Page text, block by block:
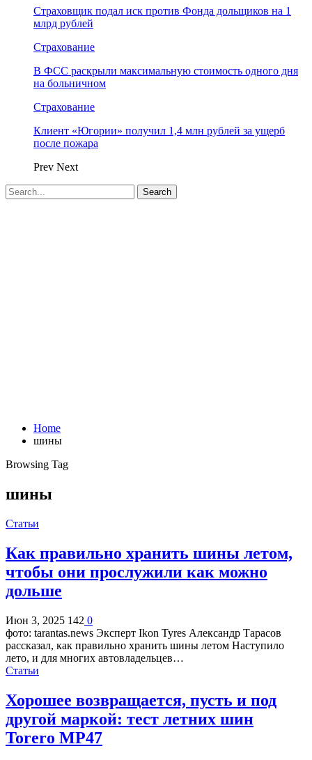
Страховщик подал иск против Фонда дольщиков на 1
млрд рублей
Страхование
В ФСС раскрыли максимальную стоимость одного дня
на больничном
Страхование
Клиент «Югории» получил 1,4 млн рублей за ущерб
после пожара
Prev Next
Home
шины
Browsing Tag
шины
Статьи
Как правильно хранить шины летом,
чтобы они прослужили как можно
дольше
Июн 3, 2025 142 0
фото: tarantas.news Эксперт Ikon Tyres Александр Тарасов
рассказал, как правильно хранить шины летом Наступило
лето, и для многих автовладельцев…
Статьи
Хорошее возвращается, пусть и под
другой маркой: тест летних шин
Torero MP47